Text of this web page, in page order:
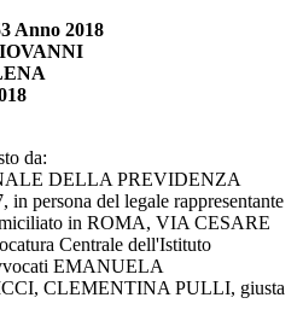
Anno 2018
da:
DELLA PREVIDENZA
persona del legale rappresentante
in ROMA, VIA CESARE
Centrale dell'Istituto
EMANUELA
CLEMENTINA PULLI, giusta